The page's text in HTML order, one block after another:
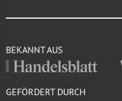
BEKANNT AUS
GEFÖRDERT DURCH